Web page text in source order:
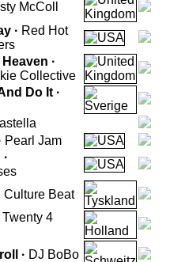
McColl
· Red Hot
·
Collective
Do It ·
Pearl Jam
Culture Beat
Twenty 4
· DJ BoBo